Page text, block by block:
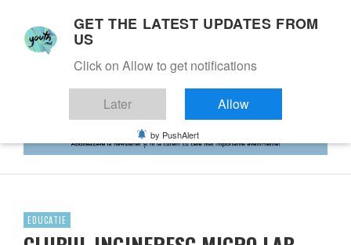
EDUCATIE
GET THE LATEST UPDATES FROM
US
Click on Allow to get notifications
Later Allow
by PushAlert